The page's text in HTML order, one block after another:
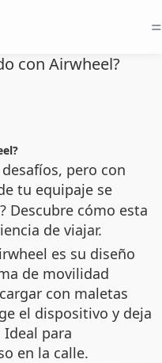
=
con Airwheel?
pero con
tu equipaje se
Descubre cómo esta
de viajar.
es su diseño
de movilidad
con maletas
el dispositivo y deja
para
en la calle.